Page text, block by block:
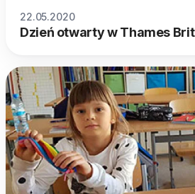
22.05.2020
Dzień otwarty w Thames